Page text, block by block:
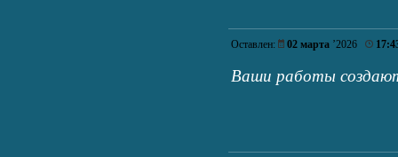
Оставлен: 02 марта ’2026
Ваши работы